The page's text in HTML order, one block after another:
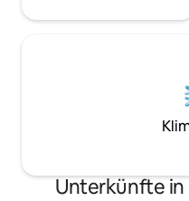
Unterkünfte in